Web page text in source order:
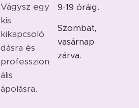
Vágysz egy
kis
kikapcsoló
dásra és
professzion
ális
ápolásra.
9-19 óráig.
Szombat,
vasárnap
zárva.